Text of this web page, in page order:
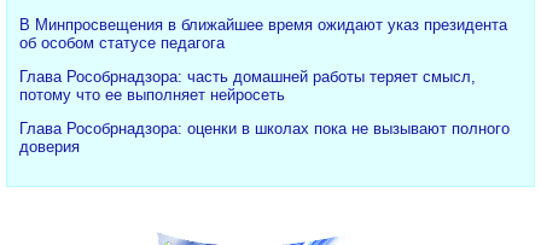
В Минпросвещения в ближайшее время ожидают указ президента
об особом статусе педагога
Глава Рособрнадзора: часть домашней работы теряет смысл,
потому что ее выполняет нейросеть
Глава Рособрнадзора: оценки в школах пока не вызывают полного
доверия